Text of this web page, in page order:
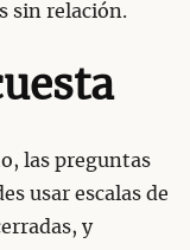
sin relación.
las preguntas
usar escalas de
y